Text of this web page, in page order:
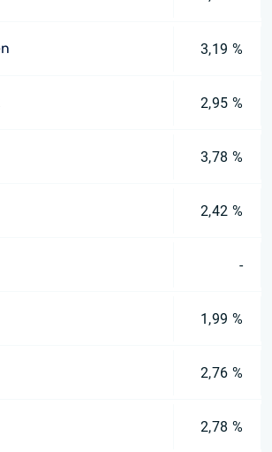
3,19 %
2,95 %
3,78 %
2,42 %
-
1,99 %
2,76 %
2,78 %